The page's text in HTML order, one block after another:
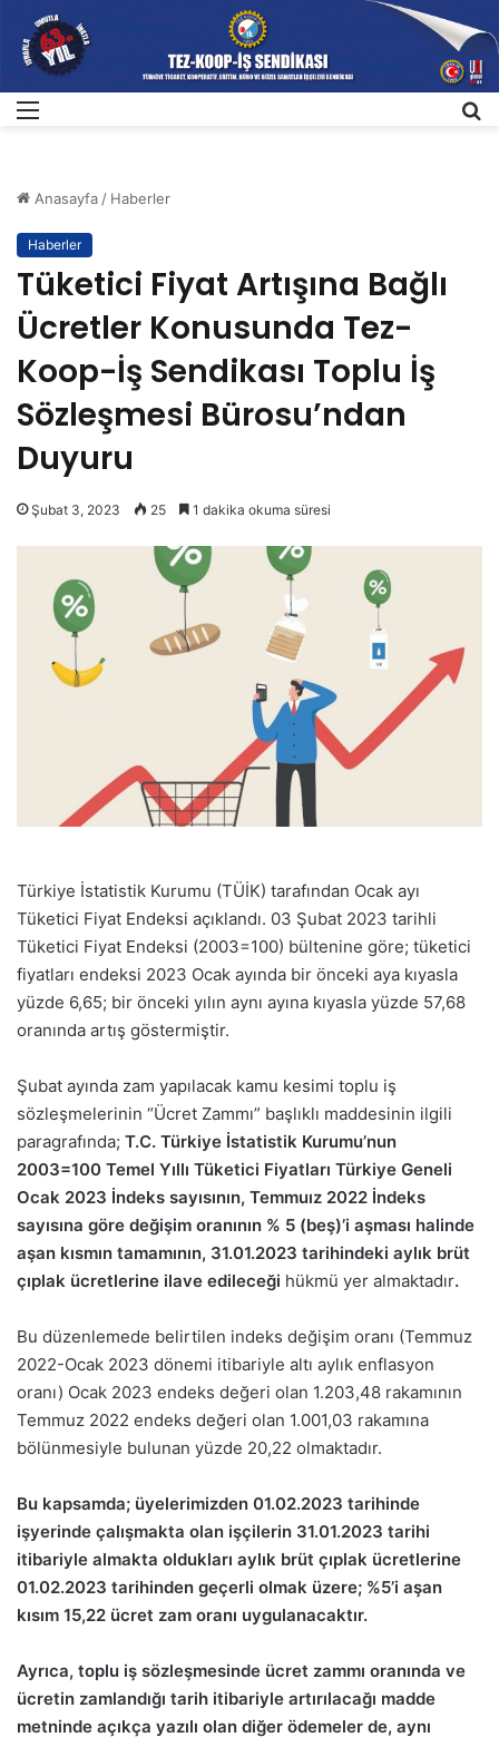
Anasayfa/ Haberler
Haberler
Tüketici Fiyat Artışına Bağlı
Ücretler Konusunda Tez-
Koop-İş Sendikası Toplu İş
Sözleşmesi Bürosu’ndan
Duyuru
Şubat 3, 2023 25 1 dakika okuma süresi
Türkiye İstatistik Kurumu (TÜİK) tarafından Ocak ayı
Tüketici Fiyat Endeksi açıklandı. 03 Şubat 2023 tarihli
Tüketici Fiyat Endeksi (2003=100) bültenine göre; tüketici
fiyatları endeksi 2023 Ocak ayında bir önceki aya kıyasla
yüzde 6,65; bir önceki yılın aynı ayına kıyasla yüzde 57,68
oranında artış göstermiştir.
Şubat ayında zam yapılacak kamu kesimi toplu iş
sözleşmelerinin “Ücret Zammı” başlıklı maddesinin ilgili
paragrafında; T.C. Türkiye İstatistik Kurumu’nun
2003=100 Temel Yıllı Tüketici Fiyatları Türkiye Geneli
Ocak 2023 İndeks sayısının, Temmuız 2022 İndeks
sayısına göre değişim oranının % 5 (beş)’i aşması halinde
aşan kısmın tamamının, 31.01.2023 tarihindeki aylık brüt
çıplak ücretlerine ilave edileceği hükmü yer almaktadır.
Bu düzenlemede belirtilen indeks değişim oranı (Temmuz
2022-Ocak 2023 dönemi itibariyle altı aylık enflasyon
oranı) Ocak 2023 endeks değeri olan 1.203,48 rakamının
Temmuz 2022 endeks değeri olan 1.001,03 rakamına
bölünmesiyle bulunan yüzde 20,22 olmaktadır.
Bu kapsamda; üyelerimizden 01.02.2023 tarihinde
işyerinde çalışmakta olan işçilerin 31.01.2023 tarihi
itibariyle almakta oldukları aylık brüt çıplak ücretlerine
01.02.2023 tarihinden geçerli olmak üzere; %5’i aşan
kısım 15,22 ücret zam oranı uygulanacaktır.
Ayrıca, toplu iş sözleşmesinde ücret zammı oranında ve
ücretin zamlandığı tarih itibariyle artırılacağı madde
metninde açıkça yazılı olan diğer ödemeler de, aynı